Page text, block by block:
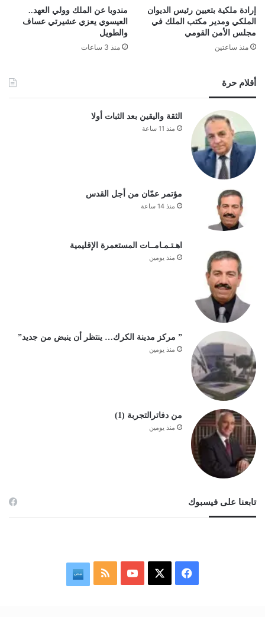
إرادة ملكية بتعيين رئيس الديوان
الملكي ومدير مكتب الملك في
مجلس الأمن القومي
منذ ساعتين
مندوبا عن الملك وولي العهد..
العيسوي يعزي عشيرتي عساف
والطويل
منذ 3 ساعات
أقلام حرة
الثقة واليقين بعد الثبات أولا
منذ 11 ساعة
مؤتمر عمّان من أجل القدس
منذ 14 ساعة
اهـتـمـامــات المستعمرة الإقليمية
منذ يومين
” مركز مدينة الكرك… ينتظر أن ينبض من جديد”
منذ يومين
من دفاترالتجربة (1)
منذ يومين
تابعنا على فيسبوك
فيسبوك ‫YouTubeملخص